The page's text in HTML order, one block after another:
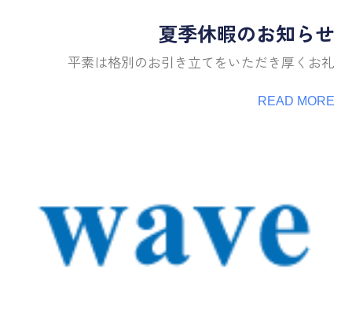
夏季休暇のお知らせ
平素は格別のお引き立てをいただき厚くお礼
READ MORE